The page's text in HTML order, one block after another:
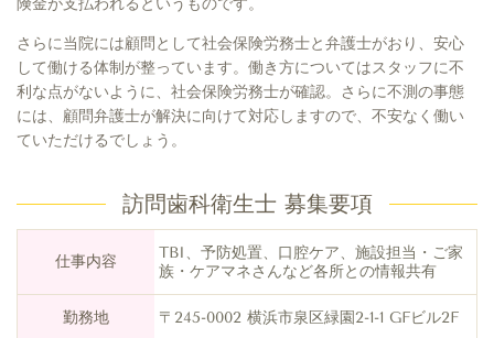
さらに当院には顧問として社会保険労務士と弁護士がおり、安心
して働ける体制が整っています。働き方についてはスタッフに不
利な点がないように、社会保険労務士が確認。さらに不測の事態
には、顧問弁護士が解決に向けて対応しますので、不安なく働い
ていただけるでしょう。
訪問歯科衛生士 募集要項
仕事内容
TBI、予防処置、口腔ケア、施設担当・ご家
族・ケアマネさんなど各所との情報共有
勤務地 〒245-0002 横浜市泉区緑園2-1-1 GFビル2F